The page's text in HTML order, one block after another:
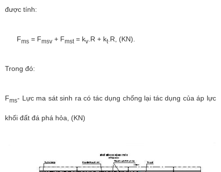
được tính:
Fms = Fmsv + Fmst = kv .R + kt .R, (KN).
Trong đó:
Fms- Lực ma sát sinh ra có tác dụng chống lại tác dụng của áp lực
khối đất đá phá hỏa, (KN)